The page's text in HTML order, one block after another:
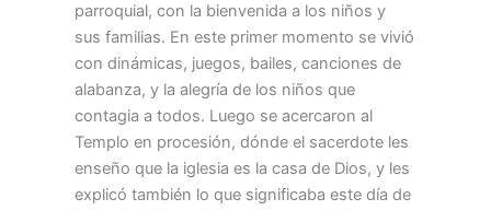
parroquial, con la bienvenida a los niños y
sus familias. En este primer momento se vivió
con dinámicas, juegos, bailes, canciones de
alabanza, y la alegría de los niños que
contagia a todos. Luego se acercaron al
Templo en procesión, dónde el sacerdote les
enseño que la iglesia es la casa de Dios, y les
explicó también lo que significaba este día de